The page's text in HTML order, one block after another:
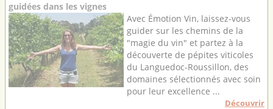
guidées dans les vignes
Avec Émotion Vin, laissez-vous
guider sur les chemins de la
"magie du vin" et partez à la
découverte de pépites viticoles
du Languedoc-Roussillon, des
domaines sélectionnés avec soin
pour leur excellence ...
Découvrir